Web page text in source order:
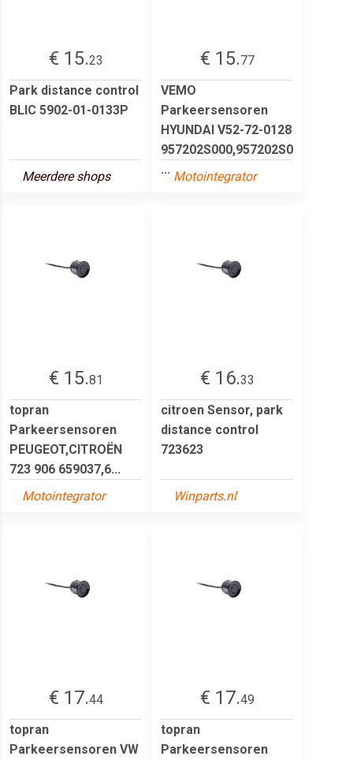
€ 15.23
Park distance control
BLIC 5902-01-0133P
Meerdere shops
€ 15.77
VEMO
Parkeersensoren
HYUNDAI V52-72-0128
957202S000,957202S0
... Motointegrator
€ 15.81
topran
Parkeersensoren
PEUGEOT,CITROËN
723 906 659037,6...
Motointegrator
€ 16.33
citroen Sensor, park
distance control
723623
Winparts.nl
€ 17.44
topran
Parkeersensoren VW
€ 17.49
topran
Parkeersensoren